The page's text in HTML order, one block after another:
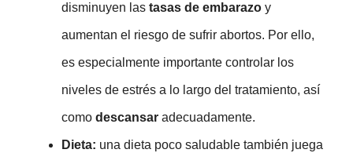
disminuyen las tasas de embarazo y
aumentan el riesgo de sufrir abortos. Por ello,
es especialmente importante controlar los
niveles de estrés a lo largo del tratamiento, así
como descansar adecuadamente.
Dieta: una dieta poco saludable también juega